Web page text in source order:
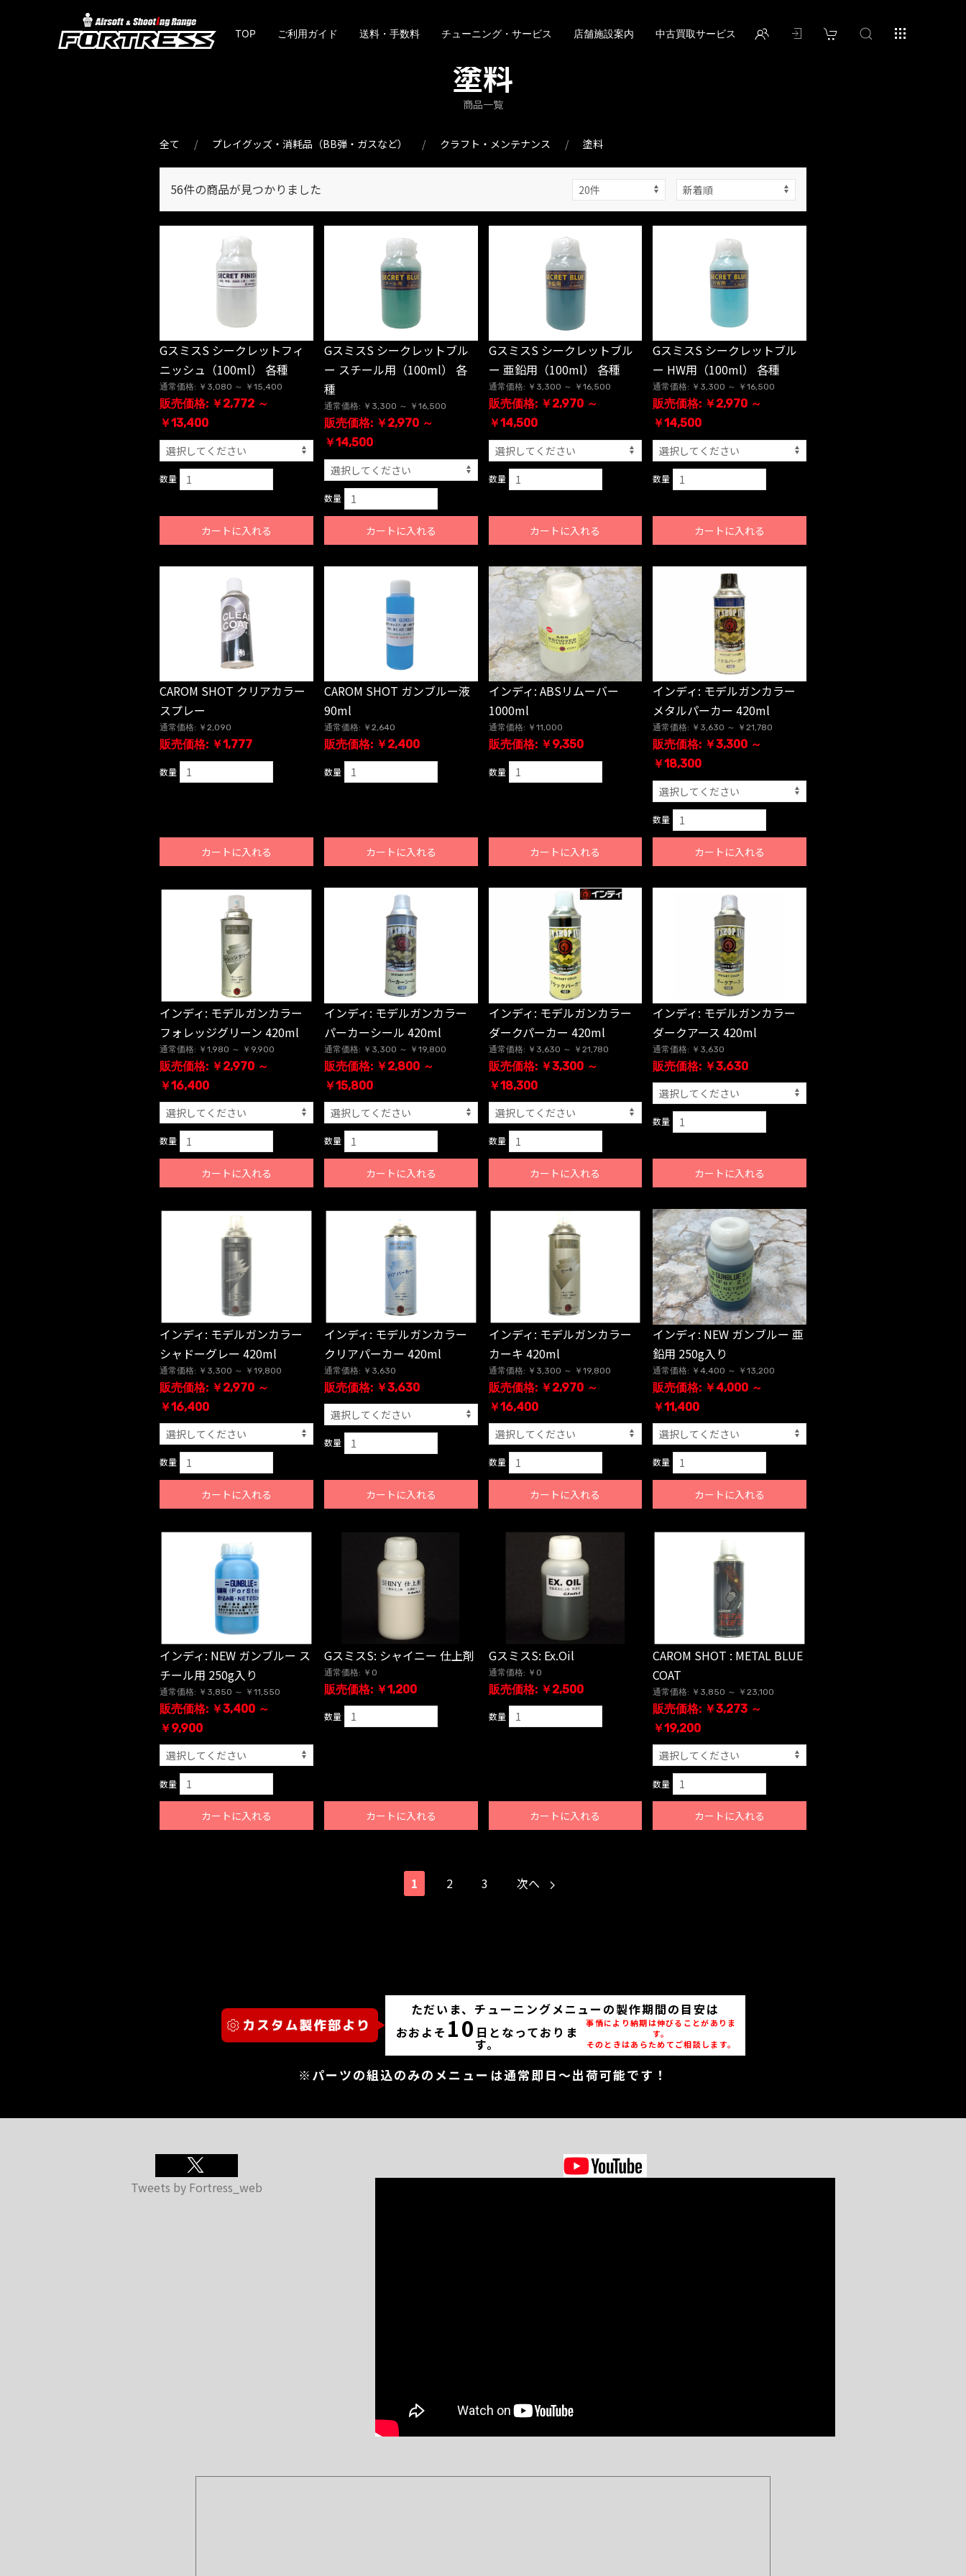
TOP ご利用ガイド 送料・手数料 チューニング・サービス 店舗施設案内 中古買取サービス
塗料
商品一覧
全て プレイグッズ・消耗品（BB弾・ガスなど） クラフト・メンテナンス 塗料
56件の商品が見つかりました
GスミスS シークレットフィ
ニッシュ（100ml） 各種
通常価格: ￥3,080 ～ ￥15,400
販売価格: ￥2,772 ～
￥13,400
数量
カートに入れる
GスミスS シークレットブル
ー スチール用（100ml） 各
種
通常価格: ￥3,300 ～ ￥16,500
販売価格: ￥2,970 ～
￥14,500
数量
カートに入れる
GスミスS シークレットブル
ー 亜鉛用（100ml） 各種
通常価格: ￥3,300 ～ ￥16,500
販売価格: ￥2,970 ～
￥14,500
数量
カートに入れる
GスミスS シークレットブル
ー HW用（100ml） 各種
通常価格: ￥3,300 ～ ￥16,500
販売価格: ￥2,970 ～
￥14,500
数量
カートに入れる
CAROM SHOT クリアカラー
スプレー
通常価格: ￥2,090
販売価格: ￥1,777
数量
カートに入れる
CAROM SHOT ガンブルー液
90ml
通常価格: ￥2,640
販売価格: ￥2,400
数量
カートに入れる
インディ: ABSリムーバー
1000ml
通常価格: ￥11,000
販売価格: ￥9,350
数量
カートに入れる
インディ: モデルガンカラー
メタルパーカー 420ml
通常価格: ￥3,630 ～ ￥21,780
販売価格: ￥3,300 ～
￥18,300
数量
カートに入れる
インディ: モデルガンカラー
フォレッジグリーン 420ml
通常価格: ￥1,980 ～ ￥9,900
販売価格: ￥2,970 ～
￥16,400
数量
カートに入れる
インディ: モデルガンカラー
パーカーシール 420ml
通常価格: ￥3,300 ～ ￥19,800
販売価格: ￥2,800 ～
￥15,800
数量
カートに入れる
インディ: モデルガンカラー
ダークパーカー 420ml
通常価格: ￥3,630 ～ ￥21,780
販売価格: ￥3,300 ～
￥18,300
数量
カートに入れる
インディ: モデルガンカラー
ダークアース 420ml
通常価格: ￥3,630
販売価格: ￥3,630
数量
カートに入れる
インディ: モデルガンカラー
シャドーグレー 420ml
通常価格: ￥3,300 ～ ￥19,800
販売価格: ￥2,970 ～
￥16,400
数量
カートに入れる
インディ: モデルガンカラー
クリアパーカー 420ml
通常価格: ￥3,630
販売価格: ￥3,630
数量
カートに入れる
インディ: モデルガンカラー
カーキ 420ml
通常価格: ￥3,300 ～ ￥19,800
販売価格: ￥2,970 ～
￥16,400
数量
カートに入れる
インディ: NEW ガンブルー 亜
鉛用 250g入り
通常価格: ￥4,400 ～ ￥13,200
販売価格: ￥4,000 ～
￥11,400
数量
カートに入れる
インディ: NEW ガンブルー ス
チール用 250g入り
通常価格: ￥3,850 ～ ￥11,550
販売価格: ￥3,400 ～
￥9,900
数量
カートに入れる
GスミスS: シャイニー 仕上剤
通常価格: ￥0
販売価格: ￥1,200
数量
カートに入れる
GスミスS: Ex.Oil
通常価格: ￥0
販売価格: ￥2,500
数量
カートに入れる
CAROM SHOT : METAL BLUE
COAT
通常価格: ￥3,850 ～ ￥23,100
販売価格: ￥3,273 ～
￥19,200
数量
カートに入れる
1 2 3 次へ
ただいま、チューニングメニューの製作期間の目安は
おおよそ 10 日となっておりま
す。
事情により納期は伸びることがありま
す。
そのときはあらためてご相談します。
※パーツの組込のみのメニューは通常即日～出荷可能です！
Tweets by Fortress_web